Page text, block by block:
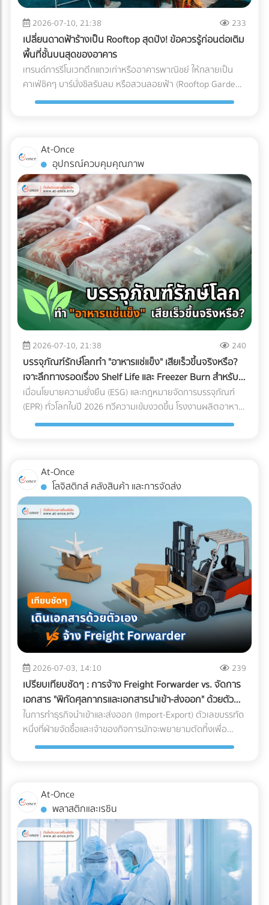
เรือนกระจกและเป็นอุปสรรคต่อกระบวนการรีไซเคิลกระดาษ ใน
ขณะที่ Soy Ink ทำจากน้ำมันพืช ย่อยสลายได้ทางชีวภาพ และ
ทำให้กระดาษถูกนำไปรีไซเคิลใหม่ได้ง่ายขึ้นมาก Key Insight: การ
เปลี่ยนมาใช้ Soy Ink ไม่ได้ทำให้สีสันของบรรจุภัณฑ์ดรอปลง ใน
ทางกลับกัน เม็ดสีในน้ำมันถั่วเหลืองยังช่วยให้งานพิมพ์มีความ
สดใสและคมชัดมากกว่าหมึกปิโตรเลียมในบางเฉดสีอีกด้วย ข้อ
แตกต่างระหว่าง หมึกดั้งเดิม Vs. Soy Ink ยกระดับบรรจุภัณฑ์
ของคุณ เพื่อพิชิตใจลูกค้ารายใหญ่ อย่าปล่อยให้บรรจุภัณฑ์แบบ
Ink ระดับอุตสาหกรรม เข้ามาค้นหาและเปรียบเทียบพาร์ทเนอร์โรง
พิมพ์คุณภาพได้ฟรีที่ At-once แพลตฟอร์มรวมบริษัท B2B ชั้น
นำของไทย!
2026-07-10, 21:38 233
เปลี่ยนดาดฟ้าร้างเป็น Rooftop สุดปัง! ข้อควรรู้ก่อนต่อเติม
พื้นที่ชั้นบนสุดของอาคาร
เทรนด์การรีโนเวทตึกแถวเก่าหรืออาคารพาณิชย์ ให้กลายเป็น
คาเฟ่ชิคๆ บาร์นั่งชิลรับลม หรือสวนลอยฟ้า (Rooftop Garden)
กำลังได้รับความนิยมอย่างมากในยุคปัจจุบัน พื้นที่ดาดฟ้าที่เคย
ไม่ได้มีแค่เรื่องของการเลือกเฟอร์นิเจอร์สวยๆ หรือจัดแสงไฟให้
ถ่ายรูปออกมาดูดีเท่านั้น หากคุณกำลังวางแผนจะต่อเติมพื้นที่
ชั้นบนสุด นี่คือข้อควรรู้สำคัญที่คุณต้องเช็กให้ชัวร์ก่อนที่งบ
ประมาณจะบานปลาย 1. โครงสร้างอาคารเดิมรับน้ำหนักไหวหรือ
ไม่? (Structural Load) สิ่งแรกที่ต้องคำนึงถึงคือ "ความแข็งแรง
ของโครงสร้าง" ดาดฟ้าตึกแถวเก่าส่วนใหญ่ถูกออกแบบมาเพื่อ
รับน้ำหนักของตัวโครงสร้างเองและแท็งก์น้ำเท่านั้น ไม่ได้เผื่อ
สำหรับการรับน้ำหนักของกระถางต้นไม้ขนาดใหญ่ ดินอุ้มน้ำ พื้น
ไม้เทียม หรือจำนวนคนที่ขึ้นไปรวมตัวกันหนาแน่น สิ่งที่ต้องทำ:
ควรปรึกษาวิศวกรโครงสร้างเพื่อประเมินความสามารถในการรับ
น้ำหนัก (Live Load และ Dead Load) ก่อนตัดสินใจเทปูนเพิ่ม
หรือนำของหนักขึ้นไปติดตั้ง เพื่อป้องกันอันตรายจากโครงสร้าง
ทรุดตัว 2. กฎหมายอาคารและทางหนีไฟ (Safety Regulations)
การเปลี่ยนพื้นที่ดาดฟ้าให้เป็นพื้นที่สาธารณะที่มีคนใช้งานจำนวน
มาก ต้องคำนึงถึงกฎหมายควบคุมอาคารอย่างเคร่งครัด สิ่งที่
ต้องทำ: ตรวจสอบความสูงของราวกันตก (Parapet) ว่ามีความ
สูงเพียงพอและแข็งแรงหรือไม่ นอกจากนี้ต้องมีป้ายบอกทางหนี
ไฟที่ชัดเจน ระบบแสงสว่างฉุกเฉิน และบันไดที่กว้างพอสำหรับการ
อพยพผู้คนหากเกิดเหตุฉุกเฉิน 3. สภาพการระบายน้ำ
(Drainage System) ดาดฟ้าคือด่านแรกที่ต้องปะทะกับพายุฝน
ขัง สิ่งที่ต้องทำ: ก่อนปูพื้นใหม่ ควรเช็กระดับความลาดเอียงของ
พื้นคอนกรีตว่าสามารถทำให้น้ำไหล ลงท่อได้สะดวกหรือไม่ และ
ควรเพิ่มจุดระบายน้ำ หรือใส่ตะแกรงกันเศษใบไม้ขยะอุดตัน ????
จุดบอดสำคัญ: ทำไม "ระบบกันซึม" ถึงเป็นสิ่งที่ห้ามตัดงบทิ้งเด็ด
ขาด? หลายคนมักตกหลุมพรางด้วยการนำหญ้าเทียม แผ่นไม้
เทียม (Wood Plastic Composite) หรือกระเบื้อง ไปปูทับลงบน
พื้นคอนกรีตดาดฟ้าเดิมโดยตรง เพราะคิดว่าพื้นปูนเก่าก็ดูแข็ง
แรงดี แต่นี่คือ "ฝันร้าย" ที่รอวันปะทุเมื่อหน้าฝนมาเยือน
ธรรมชาติของพื้นคอนกรีตดาดฟ้าที่ต้องตากแดดตากฝนมา
หลายปี ย่อมมีการยืดและหดตัวจนเกิด "รอยแตกร้าวขนาดเล็ก
(Hairline Cracks)" ที่ตาเปล่ามองไม่เห็น เมื่อคุณนำวัสดุไปปูทับ
น้ำฝนจะซึมผ่านร่องพื้นลงไปขังอยู่ใต้แผ่นหญ้าเทียมหรือพื้นไม้
ความชื้นที่สะสมอยู่ตลอดเวลาจะค่อยๆ แทรกซึมลงตามรอยร้าว
ของคอนกรีต ผลลัพธ์ที่ตามมาหากไม่ทำระบบกันซึม: เหล็กเส้น
เป็นสนิมและดันปูนแตก: ความชื้นจะทำปฏิกิริยากับเหล็กเส้นใน
โครงสร้างพื้นคอนกรีต ทำให้เหล็กบวมและดันให้คอนกรีตหลุด
ร่อน (Spalling Concrete) ฝ้าเพดานชั้นล่างพังทลาย: น้ำที่ซึม
ลงมาจะหยดใส่ฝ้าเพดานชั้นล่าง ทำให้ฝ้าเกิดรอยด่าง เป็นเชื้อรา
หรือทะลุพังลงมา ทำลายเฟอร์นิเจอร์และระบบไฟที่เพิ่งทำใหม่
ทั้งหมด ค่าซ่อมแซมที่แพงกว่าค่าป้องกัน: หากเกิดน้ำรั่วซึม คุณ
ตั้งแต่แรกหลายเท่าตัว เลือกระบบกันซึมดาดฟ้าอย่างไรให้จบ
ปัญหา? ก่อนที่จะเริ่มงานตกแต่ง (Finishing) พื้นผิวดาดฟ้า คุณ
ควรลงทุนกับการทำ ระบบกันซึม (Waterproofing System) ที่มี
คุณภาพ โดยประเภทที่นิยมใช้สำหรับดาดฟ้ามีดังนี้: อะคริลิกกัน
ซึม (Acrylic Waterproof): เหมาะสำหรับดาดฟ้าทั่วไปที่มีการ
สัญจรไม่หนักมาก มีความยืดหยุ่น ทนทานต่อรังสียูวี และช่วย
สะท้อนความร้อนได้ดี โพลียูรีเทนกันซึม (PU Waterproof): เหมาะ
สำหรับพื้นที่ที่มีน้ำขัง หรือดาดฟ้าที่ต้องการปูพื้นกระเบื้อง/ไม้
At-Once
อุปกรณ์ควบคุมคุณภาพ
2026-07-10, 21:38 240
บรรจุภัณฑ์รักษ์โลกทำ "อาหารแช่แข็ง" เสียเร็วขึ้นจริงหรือ?
เจาะลึกทางรอดเรื่อง Shelf Life และ Freezer Burn สำหรับ
โรงงานอุตสาหกรรม
เมื่อนโยบายความยั่งยืน (ESG) และกฎหมายจัดการบรรจุภัณฑ์
(EPR) ทั่วโลกในปี 2026 ทวีความเข้มงวดขึ้น โรงงานผลิตอาหาร
หลายแห่งต่างถูกกดดันให้เปลี่ยนมาใช้ "บรรจุภัณฑ์รักษ์โลก" แต่
เกล็ดน้ำแข็ง (Freezer Burn) หรือเปล่า? และถุงจะกรอบแตกใน
ห้องเย็นไหม?" ความกังวลนี้คือความจริงที่หลีกเลี่ยงไม่ได้ ใน
อุตสาหกรรมอาหารแช่แข็ง การใช้วัสดุรักษ์โลกแบบผิดประเภทอาจ
ทำให้อายุการเก็บรักษาที่เคยอยู่ได้นาน 1-2 ปี ลดลงอย่าง
ฮวบฮาบ หรือเกิดความเสียหายระหว่างขนส่ง ซึ่งส่งผลกระทบ
อย่างรุนแรงต่อกำไรและชื่อเสียงของแบรนด์ เรามาทำความเข้าใจ
ความท้าทายนี้ตามความเป็นจริง พร้อมหา "ทางรอด" เชิง
วิศวกรรมที่จะช่วยให้โรงงานของคุณรักษ์โลกได้ โดยที่อาหารแช่
แข็งยังคงคุณภาพสมบูรณ์ 100% ทำไมบรรจุภัณฑ์รักษ์โลกทั่วไป
ถึงสอบตกใน "ห้องเย็น"? หน้าที่หลักของบรรจุภัณฑ์อาหารแช่
แข็งคือการทนต่ออุณหภูมิติดลบ (ตั้งแต่ -18°C ไปจนถึง -40°C)
และต้องเป็น "เกราะป้องกัน (Barrier)" ไม่ให้ความชื้นระเหยออก
จากอาหารจนเกิดสภาวะ Freezer Burn (เนื้อสัตว์หรืออาหาร
แห้งกระด้างและเสียรสชาติ) พลาสติกแบบดั้งเดิมที่โรงงานนิยมใช้
(เช่น ไนลอนประกบ PE) มีความเหนียว ทนความเย็น และกันรอย
เจาะทะลุจากความแหลมคมของเกล็ดน้ำแข็งได้ดีเยี่ยม แต่มัน
"รีไซเคิลไม่ได้" ในขณะที่หากคุณเปลี่ยนไปใช้พลาสติกชีวภาพที่
ย่อยสลายได้ (เช่น PLA) วัสดุเหล่านี้มักจะเปราะบาง ทนความเย็น
แถมยังมีอัตราการซึมผ่านของไอน้ำ (WVTR) สูง ทำให้อาหารสูญ
ต้องการเดินหน้าเรื่อง Eco-packaging ในอุตสาหกรรมอาหารแช่
แข็ง นี่คือทางออกที่แบรนด์ชั้นนำระดับโลกกำลังปรับใช้: 1. เปลี่ยน
ผ่านสู่ Mono-material PE (พลาสติกชนิดเดียวที่เกิดมาเพื่อ
ความเย็น) วงการอุตสาหกรรมอาหารแช่แข็งในปี 2026 กำลังมุ่ง
หน้าไปที่โครงสร้าง Mono-material PE (Polyethylene) คือการ
ใช้พลาสติกตระกูล PE ทั้งหมดมาทำเป็นถุง เนื่องจาก PE มีจุด
เด่นเรื่องการทนความเย็นจัดได้ดี ไม่กรอบแตก และที่สำคัญคือ
สามารถนำไปรีไซเคิลเข้าสู่ระบบเศรษฐกิจหมุนเวียน (Circular
At-Once
โลจิสติกส์ คลังสินค้า และการจัดส่ง
2026-07-03, 14:10 239
เปรียบเทียบชัดๆ : การจ้าง Freight Forwarder vs. จัดการ
เอกสาร "พิกัดศุลกากรและเอกสารนำเข้า-ส่งออก" ด้วยตัว
เอง
ในการทำธุรกิจนำเข้าและส่งออก (Import-Export) ตัวเลขบรรทัด
หนึ่งที่ฝ่ายจัดซื้อและเจ้าของกิจการมักจะพยายามตัดทิ้งเพื่อ
ประหยัดต้นทุนคือ "ค่าบริการตัวแทนออกของ (Customs
จริง โลกของการค้าระหว่างประเทศถูกผูกมัดด้วยกฎหมายและข้อ
บังคับที่ซับซ้อน การพยายามประหยัดงบหลักพันในการจ้างผู้
เชี่ยวชาญ อาจนำไปสู่ "ต้นทุนแฝงและค่าปรับหลักล้าน" ที่สามารถ
ทำให้ธุรกิจสะดุดจนถึงขั้นวิกฤตได้ นี่คือบทเรียนราคาแพงและ
ความเสี่ยงระดับโครงสร้าง ที่ธุรกิจต้องแบกรับเมื่อตัดสินใจ
จัดการเอกสารและพิกัดศุลกากรด้วยตัวเอง 3 สิ่งที่ไม่อยากให้เกิด
เมื่อการจัดการเอกสารศุลกากรผิดพลาด 1. การสำแดง "พิกัด
ศุลกากร (HS Code)" ผิดพลาด HS Code (Harmonized
At-Once
พลาสติกและเรซิน